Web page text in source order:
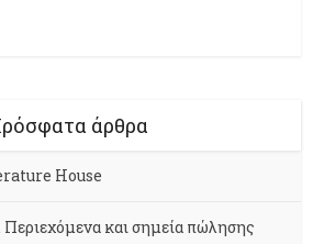
άρθρα
House
και σημεία πώλησης